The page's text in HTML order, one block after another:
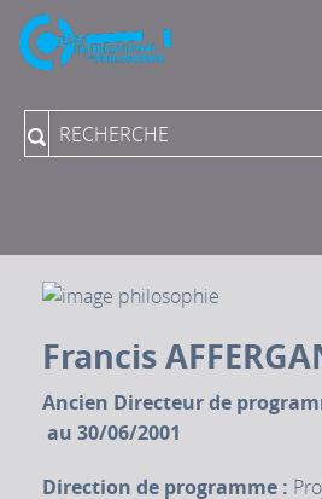
Qui sommes Nous ?
Proposer une direction de programme
Revue "Rue Descartes"
Archives sonores
Vidéos-Audios
Francis
Ancien Directeur de
au 30/06/2001
Direction de programme :